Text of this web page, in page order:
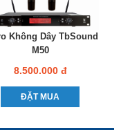
Không Dây TbSound
M50
8.500.000 đ
ĐẶT MUA